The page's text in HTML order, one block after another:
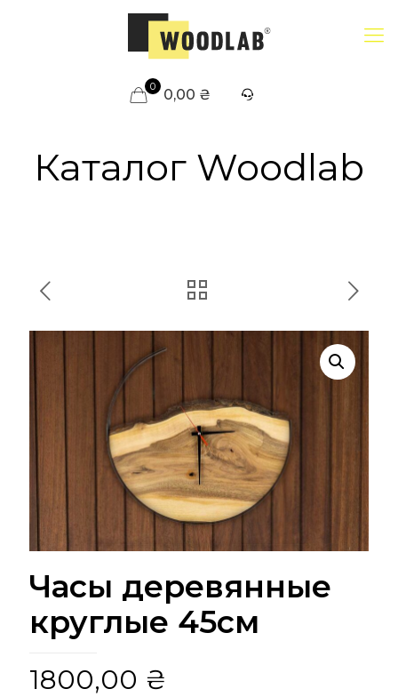
0 0,00 ₴
Каталог Woodlab
Часы деревянные
круглые 45см
1800,00 ₴